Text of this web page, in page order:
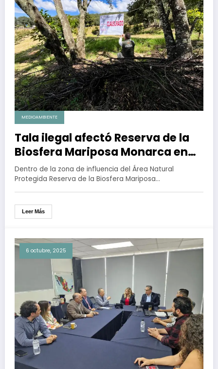
MEDIOAMBIENTE
Tala ilegal afectó Reserva de la
Biosfera Mariposa Monarca en
Michoacán
Dentro de la zona de influencia del Área Natural
Protegida Reserva de la Biosfera Mariposa…
Leer Más
6 octubre, 2025